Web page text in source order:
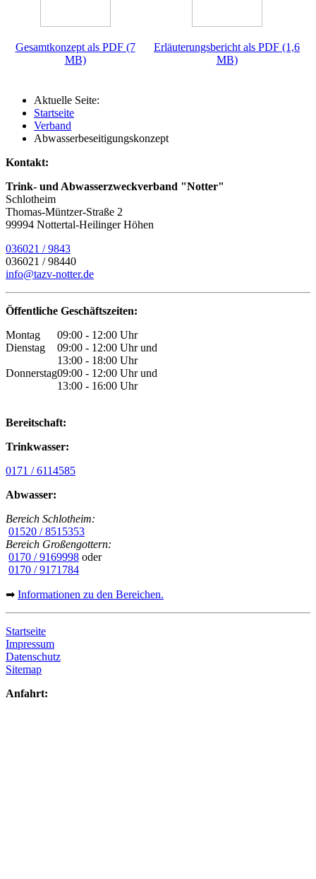
Gesamtkonzept als PDF (7
MB)
Erläuterungsbericht als PDF (1,6
MB)
Aktuelle Seite:
Startseite
Verband
Abwasser­beseitigungs­konzept
Kontakt:
Trink- und Abwasser­zweckverband "Notter"
Schlotheim
Thomas-Müntzer-Straße 2
99994 Nottertal-Heilinger Höhen
036021 / 9843
036021 / 98440
info@tazv-notter.de
Öffentliche Geschäftszeiten:
Montag
09:00 - 12:00 Uhr
Dienstag
09:00 - 12:00 Uhr und
13:00 - 18:00 Uhr
Donnerstag09:00 - 12:00 Uhr und
13:00 - 16:00 Uhr
Bereitschaft:
Trinkwasser:
0171 / 6114585
Abwasser:
Bereich Schlotheim:
01520 / 8515353
Bereich Großengottern:
0170 / 9169998 oder
0170 / 9171784
➡ Informationen zu den Bereichen.
Startseite
Impressum
Datenschutz
Sitemap
Anfahrt: